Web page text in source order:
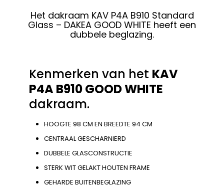
Het dakraam KAV P4A B910 Standard
Glass – DAKEA GOOD WHITE heeft een
dubbele beglazing.
Kenmerken van het KAV
P4A B910 GOOD WHITE
dakraam.
HOOGTE 98 CM EN BREEDTE 94 CM
CENTRAAL GESCHARNIERD
DUBBELE GLASCONSTRUCTIE
STERK WIT GELAKT HOUTEN FRAME
GEHARDE BUITENBEGLAZING